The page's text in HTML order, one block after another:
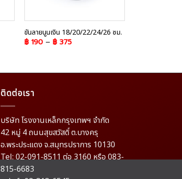
ขันลายนูนเงิน 18/20/22/24/26 ซม.
฿190– ฿375
ติดต่อเรา
บริษัท โรงงานเหล็กกรุงเทพฯ จำกัด
42 หมู่ 4 ถนนสุขสวัสดิ์ ต.บางครุ
อ.พระประแดง จ.สมุทรปราการ 10130
Tel: 02-091-8511 ต่อ 3160 หรือ 083-
815-6683